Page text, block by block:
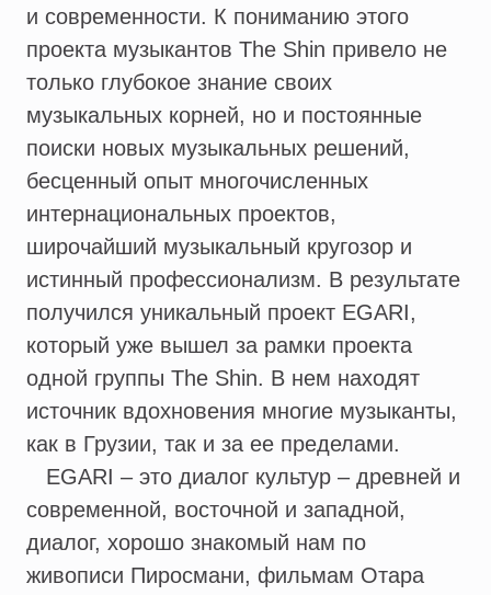
и современности. К пониманию этого
проекта музыкантов The Shin привело не
только глубокое знание своих
музыкальных корней, но и постоянные
поиски новых музыкальных решений,
бесценный опыт многочисленных
интернациональных проектов,
широчайший музыкальный кругозор и
истинный профессионализм. В результате
получился уникальный проект EGARI,
который уже вышел за рамки проекта
одной группы The Shin. В нем находят
источник вдохновения многие музыканты,
как в Грузии, так и за ее пределами.
EGARI – это диалог культур – древней и
современной, восточной и западной,
диалог, хорошо знакомый нам по
живописи Пиросмани, фильмам Отара